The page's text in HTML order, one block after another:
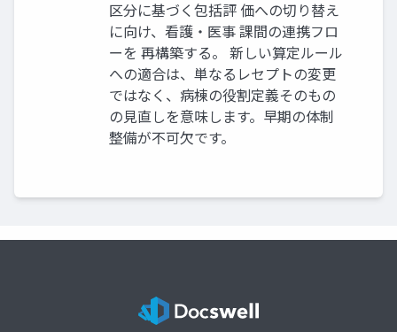
区分に基づく包括評 価への切り替え
に向け、看護・医事 課間の連携フロ
ーを 再構築する。 新しい算定ルール
への適合は、単なるレセプトの変更
ではなく、病棟の役割定義そのもの
の見直しを意味します。早期の体制
整備が不可欠です。